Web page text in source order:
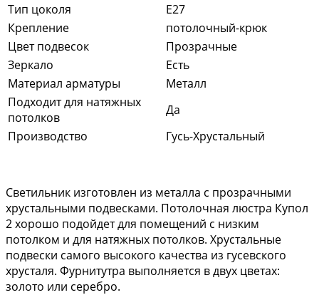
Тип цоколя
E27
Крепление
потолочный-крюк
Цвет подвесок
Прозрачные
Зеркало
Есть
Материал арматуры
Металл
Подходит для натяжных
потолков
Да
Производство
Гусь-Хрустальный
Светильник изготовлен из металла с прозрачными
хрустальными подвесками. Потолочная люстра Купол
2 хорошо подойдет для помещений с низким
потолком и для натяжных потолков. Хрустальные
подвески самого высокого качества из гусевского
хрусталя. Фурнитутра выполняется в двух цветах:
золото или серебро.